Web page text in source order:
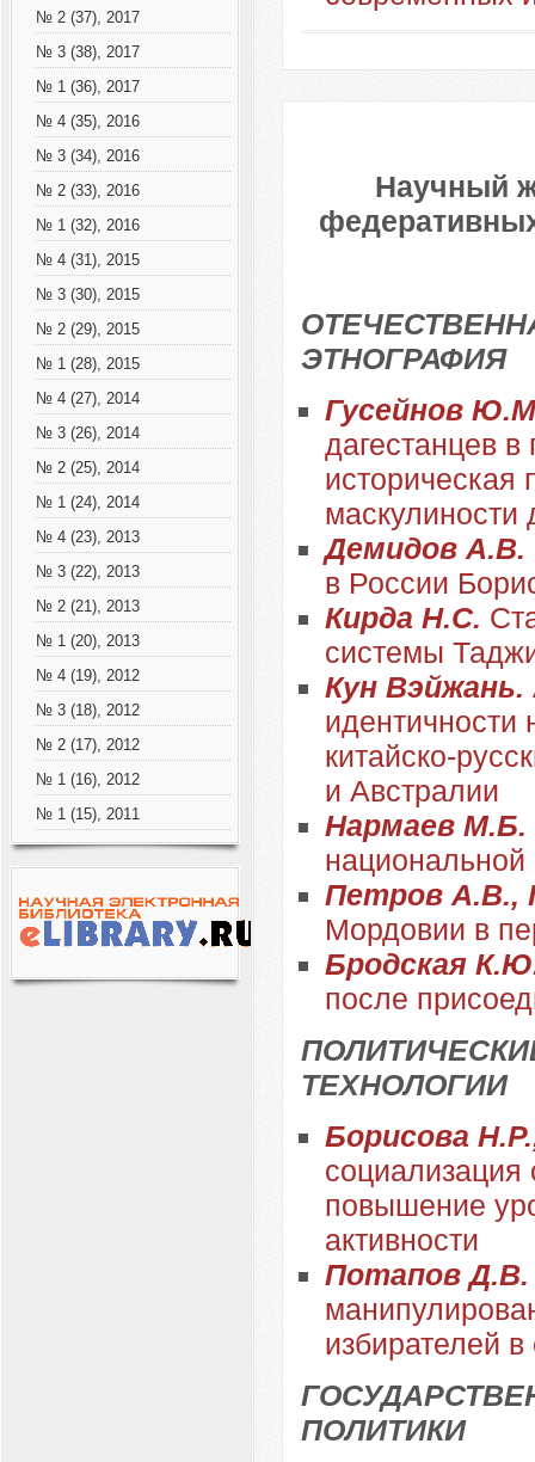
№ 2 (37), 2017
№ 3 (38), 2017
№ 1 (36), 2017
№ 4 (35), 2016
№ 3 (34), 2016
№ 2 (33), 2016
№ 1 (32), 2016
№ 4 (31), 2015
№ 3 (30), 2015
№ 2 (29), 2015
№ 1 (28), 2015
№ 4 (27), 2014
№ 3 (26), 2014
№ 2 (25), 2014
№ 1 (24), 2014
№ 4 (23), 2013
№ 3 (22), 2013
№ 2 (21), 2013
№ 1 (20), 2013
№ 4 (19), 2012
№ 3 (18), 2012
№ 2 (17), 2012
№ 1 (16), 2012
№ 1 (15), 2011
Научный
ЭТНОГРАФИЯ
Гусейнов
дагестанцев в
историческая
маскулиности
Демидов А.В.
в России
Кирда Н.С.
системы
Кун Вэйжань.
китайско-
и Австралии
Нармаев М.Б.
национальной
Петров
Мордовии в
Бродская
после
ТЕХНОЛОГИИ
Борисова
повышение
активности
Потапов
избирателей
ПОЛИТИКИ